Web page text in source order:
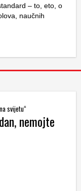
– to, eto, o
naučnih
svijetu“
nemojte